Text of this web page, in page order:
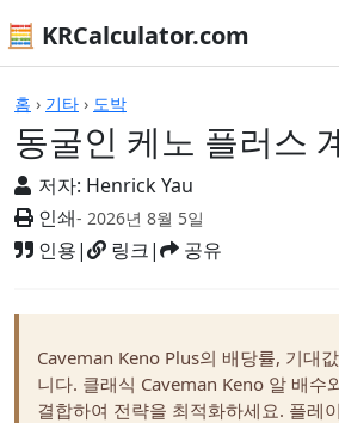
🧮 KRCalculator.com
홈 › 기타 › 도박
동굴인 케노 플러스
저자: Henrick Yau
인쇄- 2026년 8월 5일
인용| 링크| 공유
계산기
Caveman Keno Plus의 배당률, 기대
니다. 클래식 Caveman Keno 알 배수
결합하여 전략을 최적화하세요. 플레